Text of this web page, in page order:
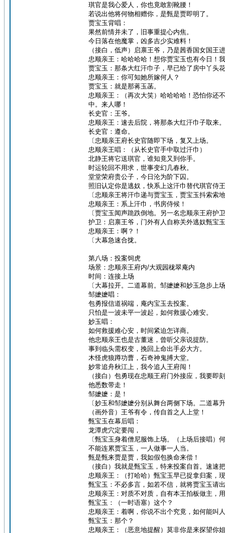
琪官是我心爱人，你也竟敢割靴腰！
若说出他将何物相赠你，是甄是贾即明了。
贾宝玉背唱：
果然前情并未了，旧事重提心内焦。
今日落在他魔掌，凶多吉少实难料！
（接白，低声）启禀王爷，乃是茜香国女国王
忠顺亲王：哈哈哈哈！想你贾宝玉也有今日！
贾宝玉：那条大红汗巾子，早已给了房中丫头
忠顺亲王：你可知她所嫁何人？
贾宝玉：就是那蒋玉菡。
忠顺亲王：（再次大笑）哈哈哈哈！恐怕你还
中。来人哪！
长史官：王爷。
忠顺亲王：速去后院，将那条大红汗巾子取来。
长史官：遵命。
〔忠顺亲王府长史官随即下场，复又上场。
忠顺亲王唱：（从长史官手中取过汗巾）
北静王将它送琪官，谁知竟又到你手。
时运轮回不用求，世事变幻几春秋。
堂堂荣府贵公子，今日沦为阶下囚。
照旧认定你是逃奴，快系上这汗巾替代琪官侍
〔忠顺亲王将汗巾递与贾宝玉，贾宝玉抖索索
忠顺亲王：系上汗巾，书房侍候！
〔贾宝玉闻声跪跌倒地。另一名忠顺亲王府护
护卫：启禀王爷，门外有人自称关外逃奴甄宝
忠顺亲王：啊？！
〔大幕急速合拢。
第八场：投案饲虎
场景：忠顺亲王府内/大观园栊翠庵内
时间：连接上场
〔大幕拉开。二道幕前。邹嬷嬷和妙玉急步上
邹嬷嬷唱：
包勇报信道祸端，庵内宝玉去投案。
只怕是一波未平一波起，如何救援心难安。
妙玉唱：
如何救援难心安，时间紧迫怎详商。
他忠顺亲王也是古董迷，曾听父亲说提防。
事到临头需权变，挽回上命出手必大方。
木怪虎狼蹲功曹，石奇神鬼搏大堂。
妙常追舟秋江上，我今追人王府闯！
（接白）包勇现在忠顺王府门外接应，我要
他悉数带走！
邹嬷嬷：是！
〔妙玉和邹嬷嬷分别从舞台两侧下场。二道幕
（画外音）王爷有令，传自首之人上堂！
甄宝玉在幕后唱：
龙潭虎穴定要闯，
〔甄宝玉身着僧尼服饰上场。（上场后接唱）
不能连累贾宝玉，一人做事一人当。
甄是甄来贾是贾，我如假包换命来偿！
（接白）我就是甄宝玉，特来投案自首。速速
忠顺亲王：（打哈哈）甄宝玉早已捉拿归案，
甄宝玉：不必多言，如若不信，就将贾宝玉请
忠顺亲王：对质不对质，自有本王拍板做主，
甄宝玉：（一时语塞）这个？
忠顺亲王：着啊，你说不出个究竟，如何能叫
甄宝玉：那个？
忠顺亲王：（恶意地提醒）莫非你是来探望你